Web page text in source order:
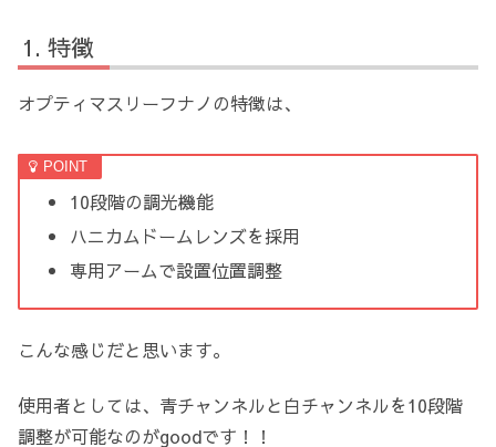
特徴
オプティマスリーフナノの特徴は、
10段階の調光機能
ハニカムドームレンズを採用
専用アームで設置位置調整
こんな感じだと思います。
使用者としては、青チャンネルと白チャンネルを10段階
調整が可能なのがgoodです！！